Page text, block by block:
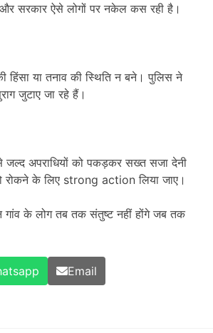
और सरकार ऐसे लोगों पर नकेल कस रही है।
हिंसा या तनाव की स्थिति न बने। पुलिस ने
जुटाए जा रहे हैं।
अपराधियों को पकड़कर सख्त सजा देनी
रोकने के लिए strong action लिया जाए।
गांव के लोग तब तक संतुष्ट नहीं होंगे जब तक
Email